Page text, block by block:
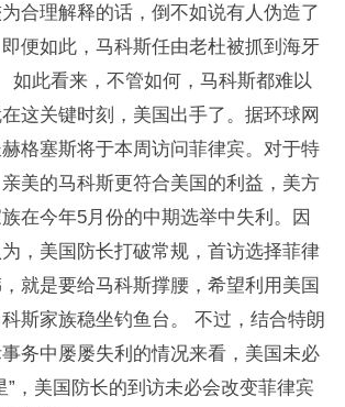
合理解释的话，倒不如说有人伪造了
便如此，马科斯任由老杜被抓到海牙
如此看来，不管如何，马科斯都难以
这关键时刻，美国出手了。据环球网
格塞斯将于本周访问菲律宾。对于特
美的马科斯更符合美国的利益，美方
在今年5月份的中期选举中失利。因
，美国防长打破常规，首访选择菲律
就是要给马科斯撑腰，希望利用美国
斯家族稳坐钓鱼台。 不过，结合特朗
务中屡屡失利的情况来看，美国未必
”，美国防长的到访未必会改变菲律宾